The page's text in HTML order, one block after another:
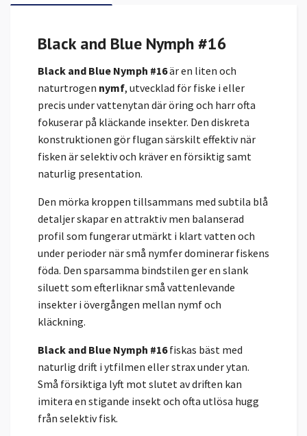
Black and Blue Nymph #16
Black and Blue Nymph #16är en liten och
naturtrogen nymf, utvecklad för fiske i eller
precis under vattenytan där öring och harr ofta
fokuserar på kläckande insekter. Den diskreta
konstruktionen gör flugan särskilt effektiv när
fisken är selektiv och kräver en försiktig samt
naturlig presentation.
Den mörka kroppen tillsammans med subtila blå
detaljer skapar en attraktiv men balanserad
profil som fungerar utmärkt i klart vatten och
under perioder när små nymfer dominerar fiskens
föda. Den sparsamma bindstilen ger en slank
siluett som efterliknar små vattenlevande
insekter i övergången mellan nymf och
kläckning.
Black and Blue Nymph #16fiskas bäst med
naturlig drift i ytfilmen eller strax under ytan.
Små försiktiga lyft mot slutet av driften kan
imitera en stigande insekt och ofta utlösa hugg
från selektiv fisk.